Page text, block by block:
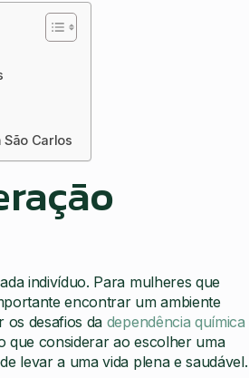
Carlos
indivíduo. Para mulheres que
encontrar um ambiente
os desafios da dependência química
que considerar ao escolher uma
levar a uma vida plena e saudável.